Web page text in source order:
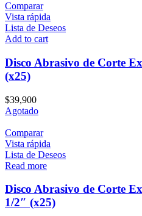
Comparar
Vista rápida
Lista de Deseos
Add to cart
Disco Abrasivo de Corte
(x25)
$39,900
Agotado
Comparar
Vista rápida
Lista de Deseos
Read more
Disco Abrasivo de Corte
1/2″ (x25)